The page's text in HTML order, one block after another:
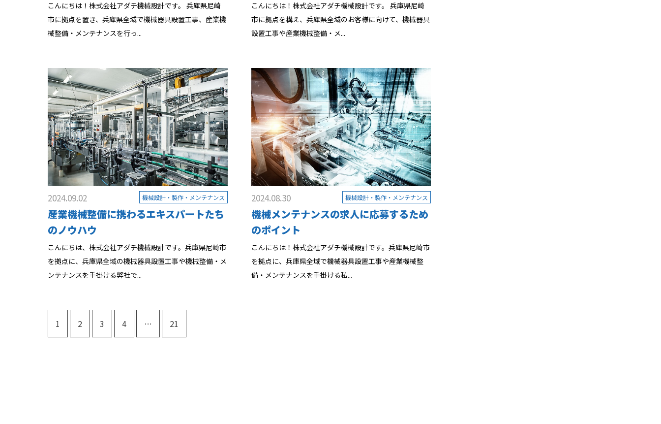
こんにちは！株式会社アダチ機械設計です。 兵庫県尼崎
市に拠点を置き、兵庫県全域で機械器具設置工事、産業機
械整備・メンテナンスを行っ...
こんにちは！株式会社アダチ機械設計です。 兵庫県尼崎
市に拠点を構え、兵庫県全域のお客様に向けて、機械器具
設置工事や産業機械整備・メ...
2024.09.02 機械設計・製作・メンテナンス
産業機械整備に携わるエキスパートたち
のノウハウ
こんにちは、株式会社アダチ機械設計です。兵庫県尼崎市
を拠点に、兵庫県全域の機械器具設置工事や機械整備・メ
ンテナンスを手掛ける弊社で...
2024.08.30 機械設計・製作・メンテナンス
機械メンテナンスの求人に応募するため
のポイント
こんにちは！株式会社アダチ機械設計です。兵庫県尼崎市
を拠点に、兵庫県全域で機械器具設置工事や産業機械整
備・メンテナンスを手掛ける私...
1 2 3 4 … 21